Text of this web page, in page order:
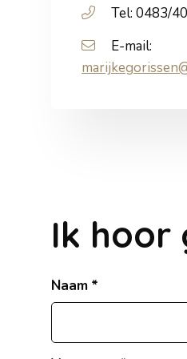
Tel: 0483/
E-mail:
Ik hoor
Naam